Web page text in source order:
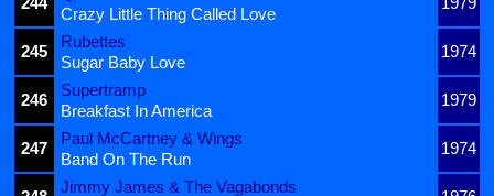
Crazy Little Thing Called Love
245
Rubettes
1974
Sugar Baby Love
246
Supertramp
1979
Breakfast In America
247
Paul McCartney & Wings
1974
Band On The Run
Jimmy James & The Vagabonds